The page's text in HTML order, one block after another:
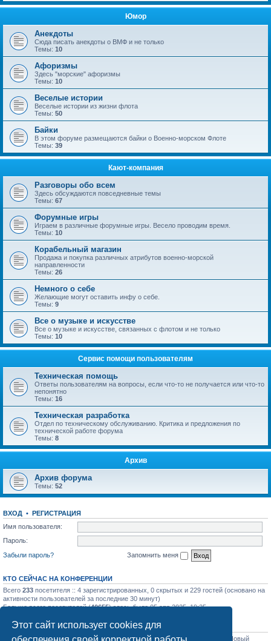
Этот сайт использует cookies для
Юмор
Анекдоты
Сюда писать анекдоты о ВМФ и не только
Темы: 10
Афоризмы
Здесь "морские" афоризмы
Темы: 10
Веселые истории
Веселые истории из жизни флота
Темы: 50
Байки
В этом форуме размещаются байки о Военно-морском Флоте
Темы: 39
Кают-компания
Разговоры обо всем
Здесь обсуждаются повседневные темы
Темы: 67
Форумные игры
Играем в различные форумные игры. Весело проводим время.
Темы: 10
Корабельный магазин
Продажа и покупка различных атрибутов военно-морской
направленности
Темы: 26
Немного о себе
Желающие могут оставить инфу о себе.
Темы: 9
Все о музыке и искусстве
Все о музыке и искусстве, связанных с флотом и не только
Темы: 10
Сервис помощи пользователям
Техническая помощь
Ответы пользователям на вопросы, если что-то не получается или что-то
непонятно
Темы: 16
Техническая разработка
Отдел по техническому обслуживанию. Критика и предложения по
технической работе форума
Темы: 8
Архив
Архив форума
Темы: 52
ВХОД • РЕГИСТРАЦИЯ
Имя пользователя:
Пароль:
Забыли пароль?
Запомнить меня
КТО СЕЙЧАС НА КОНФЕРЕНЦИИ
Всего 233 посетителя :: 4 зарегистрированных, 0 скрытых и 229 гостей (основано на
активности пользователей за последние 30 минут)
Больше всего посетителей (40655) здесь было 05 апр 2025, 19:25
СТАТИСТИКА
Всего сообщений:31758• Всего тем:1129• Всего пользователей: • Новый